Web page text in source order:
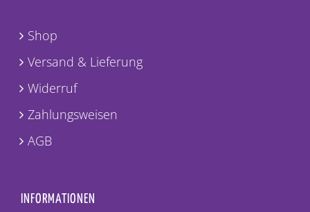
Shop
Versand & Lieferung
Widerruf
Zahlungsweisen
AGB
INFORMATIONEN